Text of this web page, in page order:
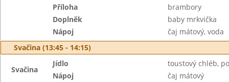
Příloha
brambory
Doplněk
baby mrkvička
Nápoj
čaj mátový, voda
Svačina (13:45 - 14:15)
Svačina
Jídlo
toustový chléb,
Nápoj
čaj mátový